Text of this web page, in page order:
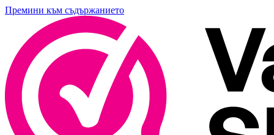
Премини към съдържанието